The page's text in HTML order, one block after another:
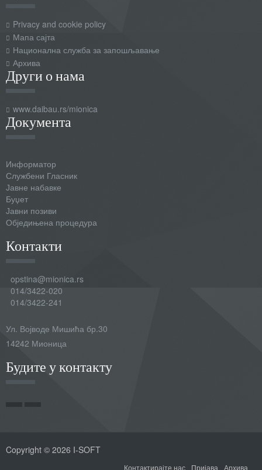
Privacy and cookie policy
Мапа сајта
Национална служба за запошљавање
Архива
Други о нама
www.daibau.rs/mionica
Документа
Информатор
Службени Гласник
Јавне набавке
Буџет
Јавни позиви
Обједињена процедура
Контакти
opstina@mionica.rs
014/3422-020
014/3422-241
Ул. Војводе Мишића бр.30
14242 Мионица
Будите у контакту
Copyright © 2026 I-SOFT
Контактирајте нас Пријава Архива